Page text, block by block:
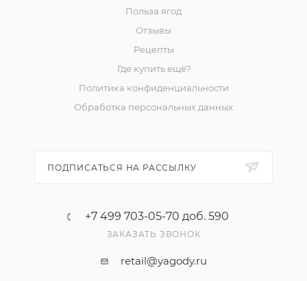
Польза ягод
Отзывы
Рецепты
Где купить ещё?
Политика конфиденциальности
Обработка персональных данных
ПОДПИСАТЬСЯ НА РАССЫЛКУ
+7 499 703-05-70 доб. 590
ЗАКАЗАТЬ ЗВОНОК
retail@yagody.ru